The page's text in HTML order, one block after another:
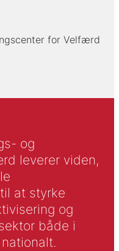
for Velfærd
og
leverer viden,
at styrke
og
både i